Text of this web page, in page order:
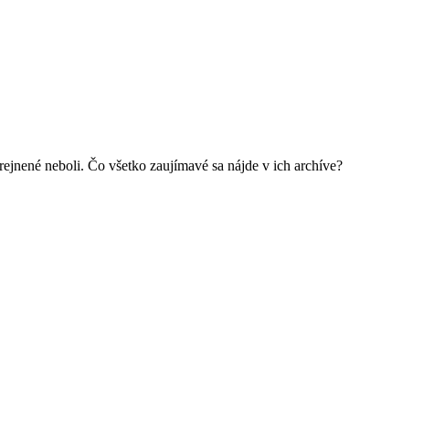
neboli. Čo všetko zaujímavé sa nájde v ich archíve?